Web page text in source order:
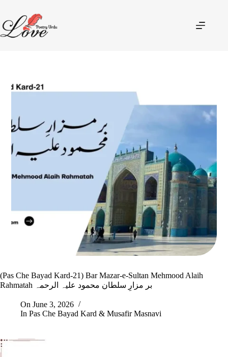
(Pas Che Bayad Kard-21) Bar Mazar-e-Sultan Mehmood Alaih
On June 3, 2026
In Pas Che Bayad Kard & Musafir Masnavi